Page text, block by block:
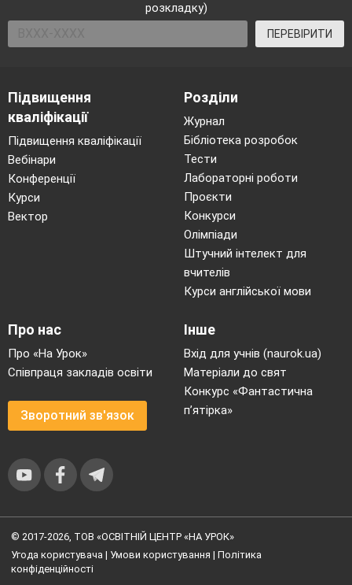
розкладку)
ПЕРЕВІРИТИ
Підвищення
кваліфікації
Підвищення кваліфікації
Вебінари
Конференції
Курси
Вектор
Розділи
Журнал
Бібліотека розробок
Тести
Лабораторні роботи
Проєкти
Конкурси
Олімпіади
Штучний інтелект для
вчителів
Курси англійської мови
Про нас
Про «На Урок»
Співпраця закладів освіти
Зворотний зв'язок
Інше
Вхід для учнів (naurok.ua)
Матеріали до свят
Конкурс «Фантастична
п’ятірка»
© 2017-2026, ТОВ «ОСВІТНІЙ ЦЕНТР «НА УРОК»
Угода користувача | Умови користування | Політика
конфіденційності